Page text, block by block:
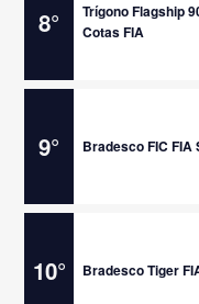
8°
Trígono Flagship
Cotas FIA
9° Bradesco FIC FIA
10° Bradesco Tiger